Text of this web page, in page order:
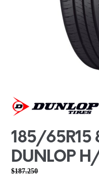
185/65R15
DUNLOP
$187.250